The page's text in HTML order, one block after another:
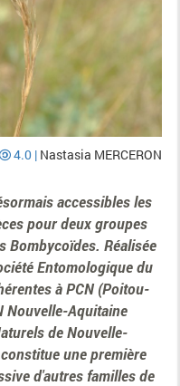
4.0 | Nastasia MERCERON
accessibles les
pour deux groupes
Bombycoïdes. Réalisée
Entomologique du
à PCN (Poitou-
Nouvelle-Aquitaine
de Nouvelle-
une première
d'autres familles de